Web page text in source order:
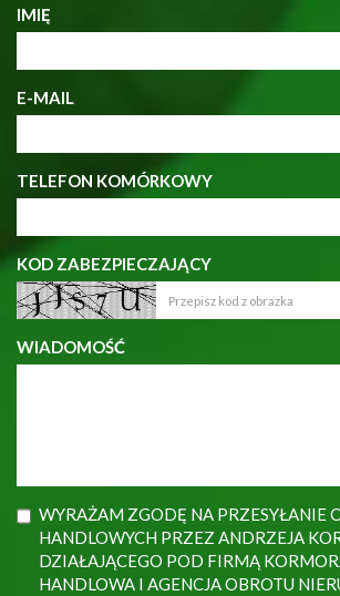
IMIĘ
E-MAIL
TELEFON KOMÓRKOWY
KOD ZABEZPIECZAJĄCY
WIADOMOŚĆ
WYRAŻAM ZGODĘ NA PRZESYŁANIE
HANDLOWYCH PRZEZ ANDRZEJA
DZIAŁAJĄCEGO POD FIRMĄ
HANDLOWA I AGENCJA OBROTU